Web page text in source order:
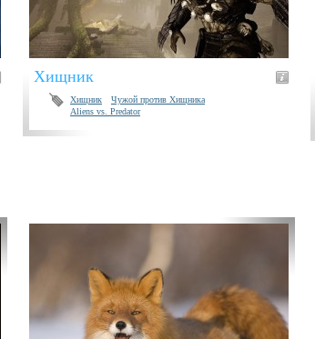
Хищник
Хищник
Чужой против Хищника
Aliens vs. Predator